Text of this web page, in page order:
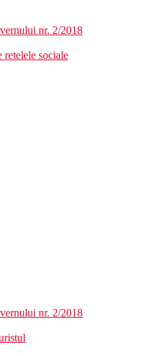
nr. 2/2018
retelele sociale
nr. 2/2018